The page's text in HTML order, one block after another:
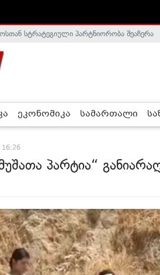
მთავრობა არალეგიტიმურია -
ეკონომიკა სამართალი
16:26
პარტია“